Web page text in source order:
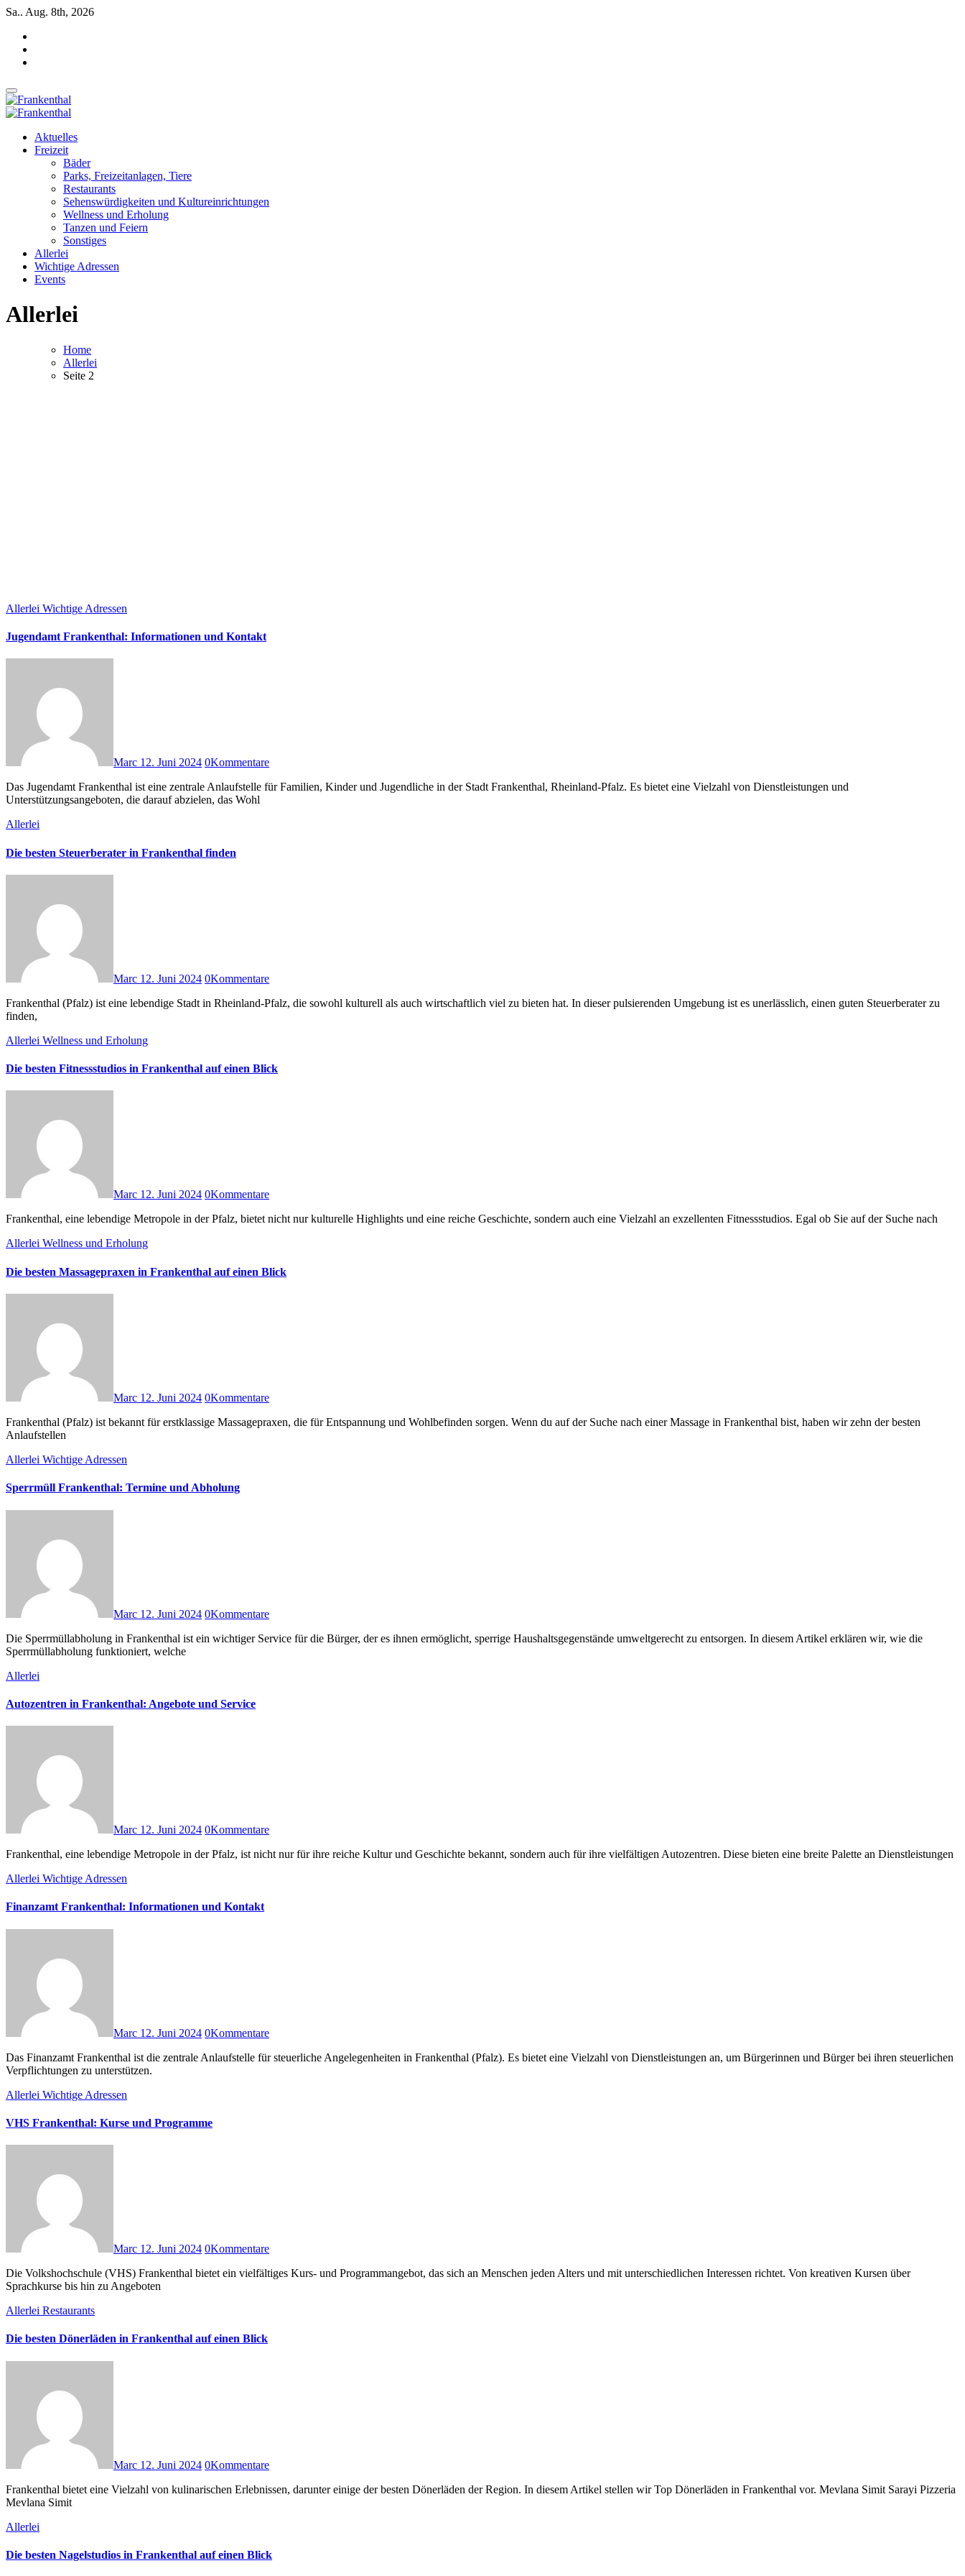
Zum
springen
Sa.. Aug. 8th, 2026
INSIDE FRANKENTHAL
INSIDE FRANKENTHAL
Aktuelles
Freizeit
Bäder
Parks, Freizeitanlagen, Tiere
Restaurants
Sehenswürdigkeiten und Kultureinrichtungen
Wellness und Erholung
Tanzen und Feiern
Sonstiges
Allerlei
Wichtige Adressen
Events
Allerlei
Home
Allerlei
Seite 2
Allerlei Wichtige Adressen
Jugendamt Frankenthal: Informationen und Kontakt
Marc 12. Juni 2024 0Kommentare
Das Jugendamt Frankenthal ist eine zentrale Anlaufstelle für Familien, Kinder und Jugendliche in der Stadt Frankenthal, Rheinland-Pfalz. Es bietet eine Vielzahl von Dienstleistungen und
Unterstützungsangeboten, die darauf abzielen, das Wohl
Allerlei
Die besten Steuerberater in Frankenthal finden
Marc 12. Juni 2024 0Kommentare
Frankenthal (Pfalz) ist eine lebendige Stadt in Rheinland-Pfalz, die sowohl kulturell als auch wirtschaftlich viel zu bieten hat. In dieser pulsierenden Umgebung ist es unerlässlich, einen guten Steuerberater zu
finden,
Allerlei Wellness und Erholung
Die besten Fitnessstudios in Frankenthal auf einen Blick
Marc 12. Juni 2024 0Kommentare
Frankenthal, eine lebendige Metropole in der Pfalz, bietet nicht nur kulturelle Highlights und eine reiche Geschichte, sondern auch eine Vielzahl an exzellenten Fitnessstudios. Egal ob Sie auf der Suche nach
Allerlei Wellness und Erholung
Die besten Massagepraxen in Frankenthal auf einen Blick
Marc 12. Juni 2024 0Kommentare
Frankenthal (Pfalz) ist bekannt für erstklassige Massagepraxen, die für Entspannung und Wohlbefinden sorgen. Wenn du auf der Suche nach einer Massage in Frankenthal bist, haben wir zehn der besten
Anlaufstellen
Allerlei Wichtige Adressen
Sperrmüll Frankenthal: Termine und Abholung
Marc 12. Juni 2024 0Kommentare
Die Sperrmüllabholung in Frankenthal ist ein wichtiger Service für die Bürger, der es ihnen ermöglicht, sperrige Haushaltsgegenstände umweltgerecht zu entsorgen. In diesem Artikel erklären wir, wie die
Sperrmüllabholung funktioniert, welche
Allerlei
Autozentren in Frankenthal: Angebote und Service
Marc 12. Juni 2024 0Kommentare
Frankenthal, eine lebendige Metropole in der Pfalz, ist nicht nur für ihre reiche Kultur und Geschichte bekannt, sondern auch für ihre vielfältigen Autozentren. Diese bieten eine breite Palette an Dienstleistungen
Allerlei Wichtige Adressen
Finanzamt Frankenthal: Informationen und Kontakt
Marc 12. Juni 2024 0Kommentare
Das Finanzamt Frankenthal ist die zentrale Anlaufstelle für steuerliche Angelegenheiten in Frankenthal (Pfalz). Es bietet eine Vielzahl von Dienstleistungen an, um Bürgerinnen und Bürger bei ihren steuerlichen
Verpflichtungen zu unterstützen.
Allerlei Wichtige Adressen
VHS Frankenthal: Kurse und Programme
Marc 12. Juni 2024 0Kommentare
Die Volkshochschule (VHS) Frankenthal bietet ein vielfältiges Kurs- und Programmangebot, das sich an Menschen jeden Alters und mit unterschiedlichen Interessen richtet. Von kreativen Kursen über
Sprachkurse bis hin zu Angeboten
Allerlei Restaurants
Die besten Dönerläden in Frankenthal auf einen Blick
Marc 12. Juni 2024 0Kommentare
Frankenthal bietet eine Vielzahl von kulinarischen Erlebnissen, darunter einige der besten Dönerläden der Region. In diesem Artikel stellen wir Top Dönerläden in Frankenthal vor. Mevlana Simit Sarayi Pizzeria
Mevlana Simit
Allerlei
Die besten Nagelstudios in Frankenthal auf einen Blick